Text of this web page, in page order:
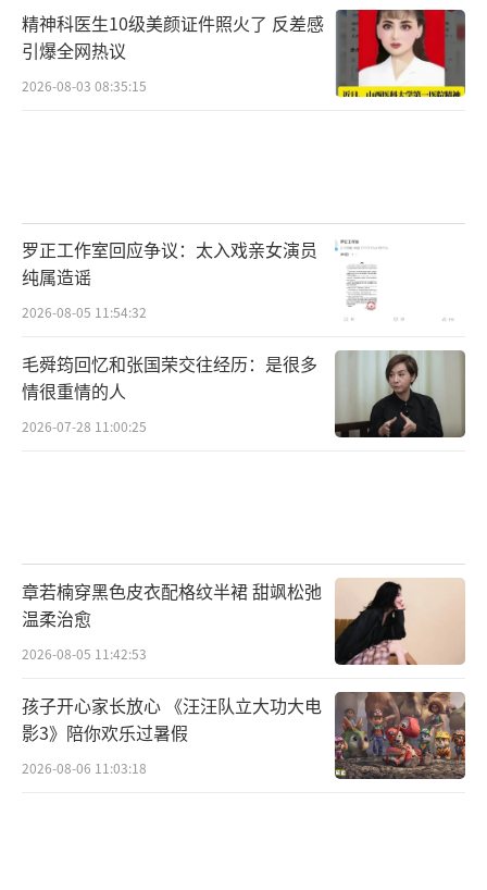
精神科医生10级美颜证件照火了 反差感
引爆全网热议
2026-08-03 08:35:15
罗正工作室回应争议：太入戏亲女演员
纯属造谣
2026-08-05 11:54:32
毛舜筠回忆和张国荣交往经历：是很多
情很重情的人
2026-07-28 11:00:25
章若楠穿黑色皮衣配格纹半裙 甜飒松弛
温柔治愈
2026-08-05 11:42:53
孩子开心家长放心 《汪汪队立大功大电
影3》陪你欢乐过暑假
2026-08-06 11:03:18